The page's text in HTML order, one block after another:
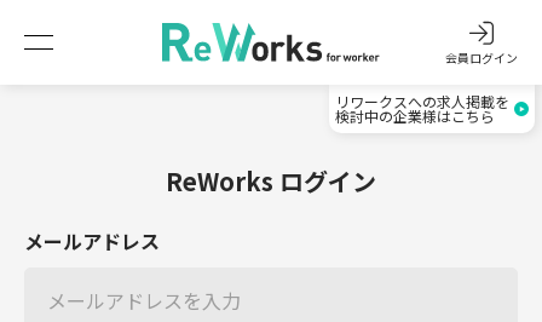
会員ログイン
リワークスへの求人掲載を
検討中の企業様はこちら
ReWorks ログイン
メールアドレス